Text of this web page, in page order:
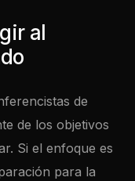
al
de
de los objetivos
Si el enfoque es
para la